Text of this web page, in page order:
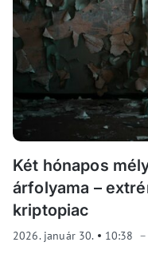
Két hónapos
árfolyama –
kriptopiac
2026. január 30. 10:38